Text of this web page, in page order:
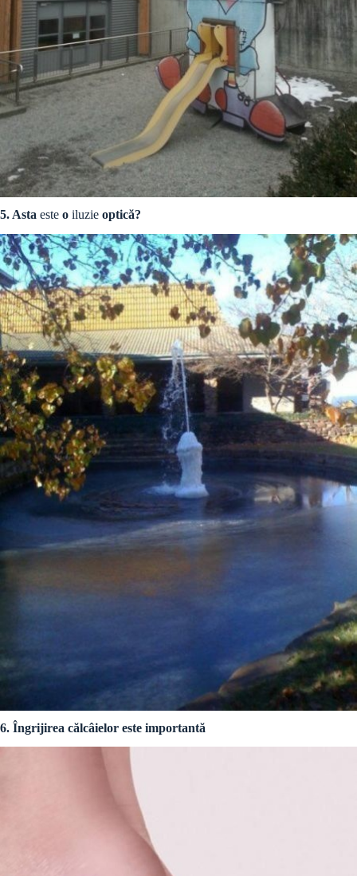
5. Asta este o iluzie optică?
6. Îngrijirea călcâielor este importantă